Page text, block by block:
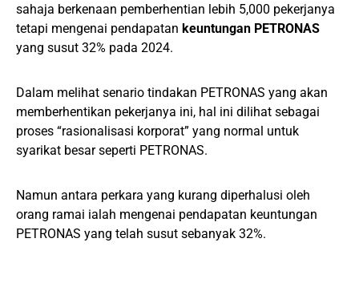
sahaja berkenaan pemberhentian lebih 5,000 pekerjanya
tetapi mengenai pendapatan keuntungan PETRONAS
yang susut 32% pada 2024.
Dalam melihat senario tindakan PETRONAS yang akan
memberhentikan pekerjanya ini, hal ini dilihat sebagai
proses “rasionalisasi korporat” yang normal untuk
syarikat besar seperti PETRONAS.
Namun antara perkara yang kurang diperhalusi oleh
orang ramai ialah mengenai pendapatan keuntungan
PETRONAS yang telah susut sebanyak 32%.